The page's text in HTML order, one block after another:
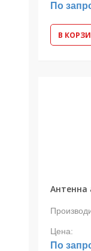
По
В
Антенна
Цена:
По